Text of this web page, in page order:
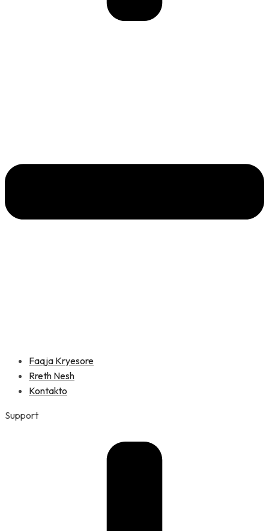
Faqja Kryesore
Rreth Nesh
Kontakto
Support